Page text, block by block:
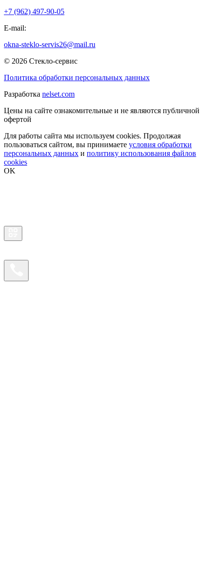
+7 (962) 497-90-05
E-mail:
okna-steklo-servis26@mail.ru
© 2026 Стекло-сервис
Политика обработки персональных данных
Разработка nelset.com
Цены на сайте ознакомительные и не являются публичной
офертой
Для работы сайта мы используем cookies. Продолжая
пользоваться сайтом, вы принимаете условия обработки
персональных данных и политику использования файлов
cookies
OK